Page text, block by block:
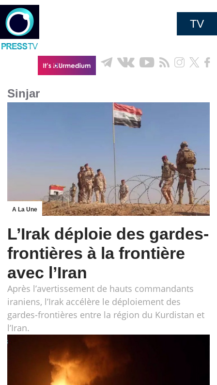
TV
Sinjar
A La Une
L’Irak déploie des gardes-
frontières à la frontière
avec l’Iran
Après l’avertissement de hauts commandants
iraniens, l’Irak accélère le déploiement des
gardes-frontières entre la région du Kurdistan et
l’Iran.